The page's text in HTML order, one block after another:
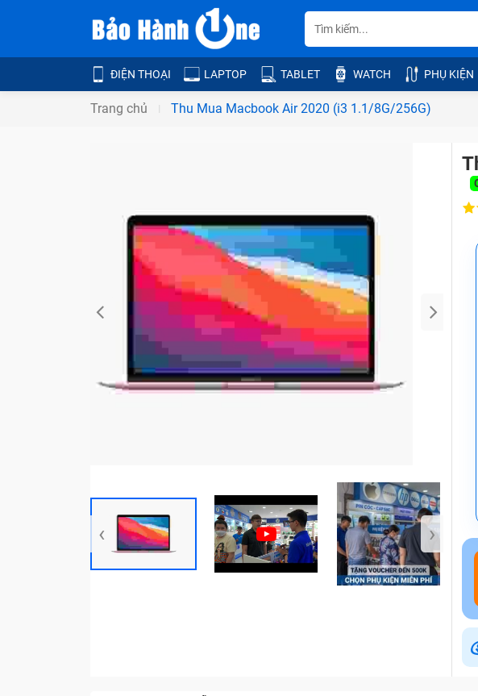
ĐIỆN THOẠI LAPTOP TABLET WATCH PHỤ KIỆN
Trang chủ Thu Mua Macbook Air 2020 (i3 1.1/8G/256G)
‹ ›